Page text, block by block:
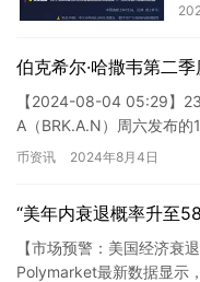
伯克希尔·哈撒韦第二
【2024-08-04 05:29】
A（BRK.A.N）周六发布
其持有的苹果（AAPL.O）
币资讯 2024年8月4日
“美年内衰退概率升至
【市场预警：美国经济衰
Polymarket最新数据显示